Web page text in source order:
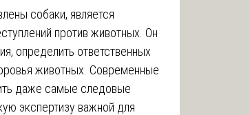
собаки, является
против животных. Он
определить ответственных
животных. Современные
даже самые следовые
экспертизу важной для